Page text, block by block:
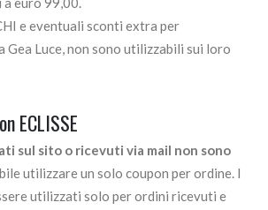
e eventuali sconti extra per
Gea Luce, non sono utilizzabili sui loro
ECLISSE
sul sito o ricevuti via mail non sono
utilizzare un solo coupon per ordine. I
utilizzati solo per ordini ricevuti e